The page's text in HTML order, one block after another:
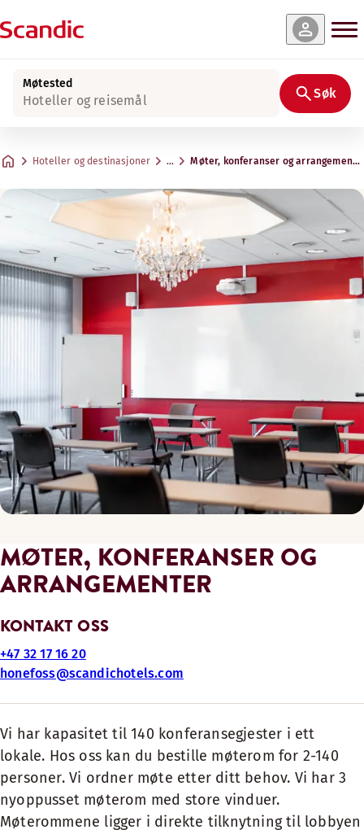
Møtested
Hoteller og reisemål Søk
Hoteller og destinasjoner … Møter, konferanser og
MØTER, KONFERANSER OG
ARRANGEMENTER
KONTAKT OSS
+47 32 17 16 20
honefoss@scandichotels.com
Vi har kapasitet til 140 konferansegjester i ett
lokale. Hos oss kan du bestille møterom for 2-140
personer. Vi ordner møte etter ditt behov. Vi har 3
nyoppusset møterom med store vinduer.
Møterommene ligger i direkte tilknytning til lobbyen